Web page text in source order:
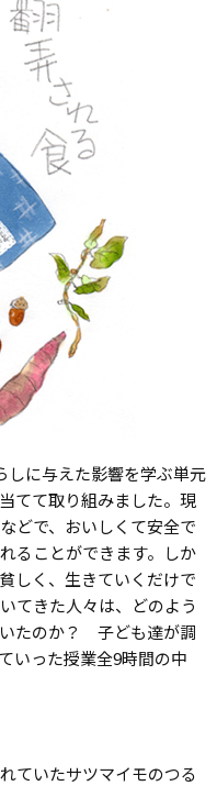
しに与えた影響を学ぶ単元
てて取り組みました。現
どで、おいしくて安全で
ることができます。しか
しく、生きていくだけで
てきた人々は、どのよう
たのか？ 子ども達が調
いった授業全9時間の中
ていたサツマイモのつる